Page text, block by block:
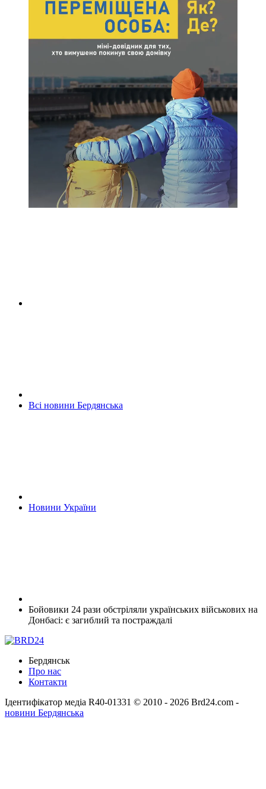
Всі новини Бердянська
Новини України
Бойовики 24 рази обстріляли українських військових на
Донбасі: є загиблий та постраждалі
Бердянськ
Про нас
Контакти
Ідентифікатор медіа R40-01331 © 2010 - 2026 Brd24.com -
новини Бердянська